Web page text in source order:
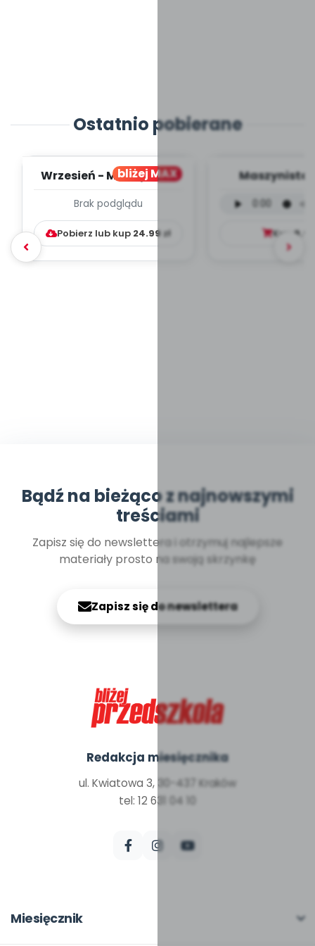
Ostatnio pobierane
bliżej MAX
Wrzesień - MIESIĘCZNY
WYCHOWAWCZO –
DYDAKTYC...
Brak podglądu
Pobierz lub kup 24.99 zł
Maszynista
mp3)
Kup 9.99
Bądź na bieżąco z najnowszymi
treściami
Zapisz się do newslettera i otrzymuj najlepsze
materiały prosto na swoją skrzynkę
Zapisz się do newslettera
Redakcja miesięcznika
ul. Kwiatowa 3, 30-437 Kraków
tel: 12 631 04 10
Miesięcznik